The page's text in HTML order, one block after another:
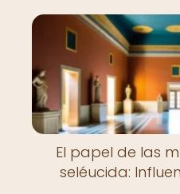
El papel de las
seléucida: